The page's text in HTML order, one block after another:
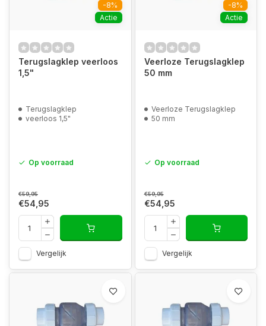
-8%
Actie
Terugslagklep veerloos
1,5"
Terugslagklep
veerloos 1,5"
Op voorraad
€59,95
€54,95
Vergelijk
-8%
Actie
Veerloze Terugslagklep
50 mm
Veerloze Terugslagklep
50 mm
Op voorraad
€59,95
€54,95
Vergelijk